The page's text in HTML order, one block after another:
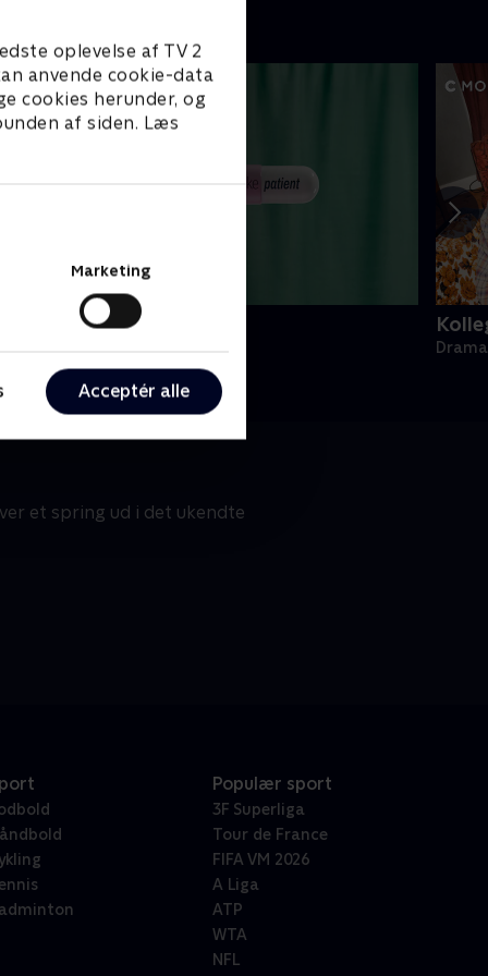
oplevelse af TV 2
anvende cookie-data
cookies herunder, og
af siden. Læs
Marketing
Acceptér alle
Fake Patient
et spring ud i det ukendte
Populær sport
3F Superliga
Tour de France
FIFA VM 2026
A Liga
ATP
WTA
NFL